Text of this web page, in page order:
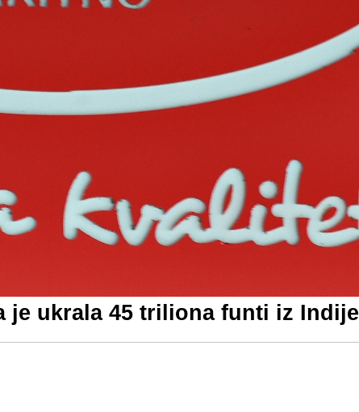
je ukrala 45 triliona funti iz Indije